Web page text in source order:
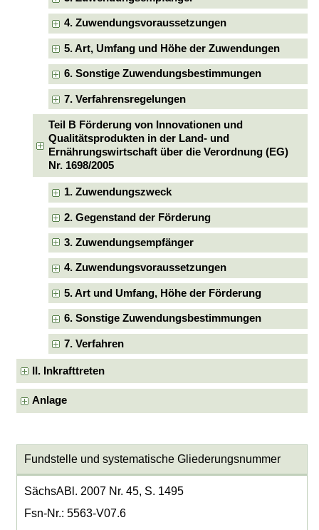
4. Zuwendungsvoraussetzungen
5. Art, Umfang und Höhe der Zuwendungen
6. Sonstige Zuwendungsbestimmungen
7. Verfahrensregelungen
Teil B Förderung von Innovationen und
Qualitätsprodukten in der Land- und
Ernährungswirtschaft über die Verordnung (EG)
Nr. 1698/2005
1. Zuwendungszweck
2. Gegenstand der Förderung
3. Zuwendungsempfänger
4. Zuwendungsvoraussetzungen
5. Art und Umfang, Höhe der Förderung
6. Sonstige Zuwendungsbestimmungen
7. Verfahren
II. Inkrafttreten
Anlage
Fundstelle und systematische Gliederungsnummer
SächsABl. 2007 Nr. 45, S. 1495
Fsn-Nr.: 5563-V07.6